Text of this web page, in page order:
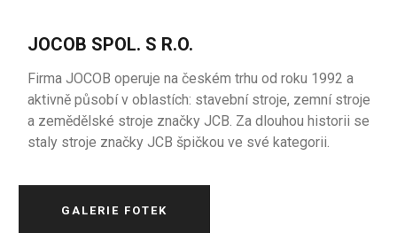
JOCOB SPOL. S R.O.
Firma JOCOB operuje na českém trhu od roku 1992 a
aktivně působí v oblastích: stavební stroje, zemní stroje
a zemědělské stroje značky JCB. Za dlouhou historii se
staly stroje značky JCB špičkou ve své kategorii.
GALERIE FOTEK